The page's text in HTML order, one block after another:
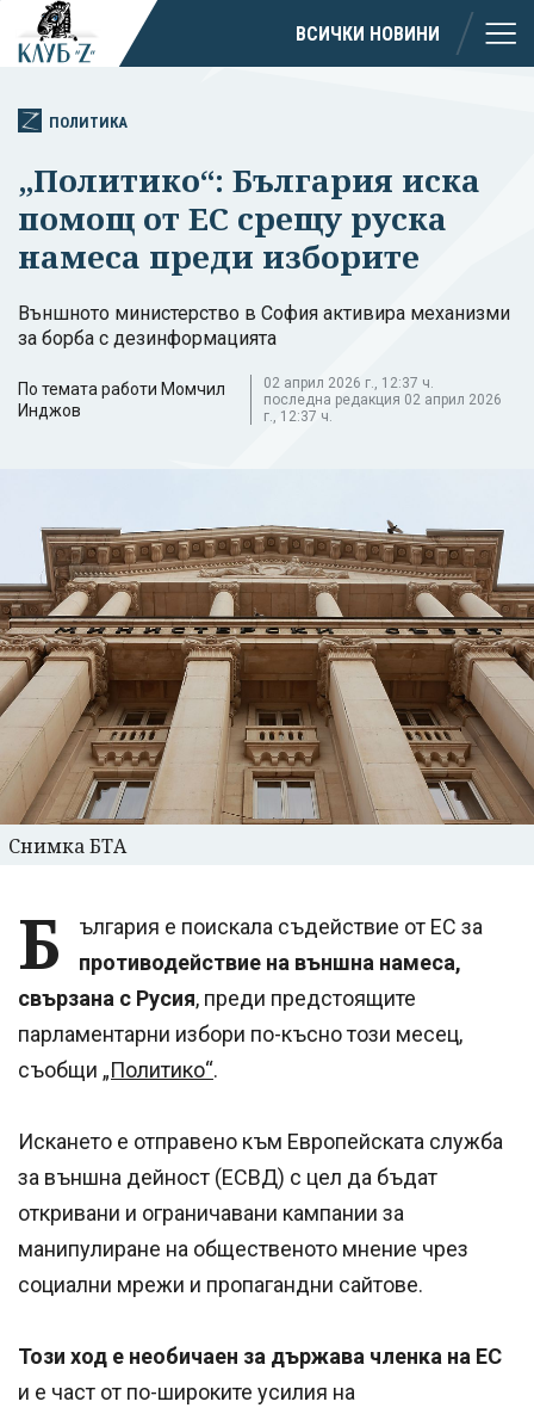
ВСИЧКИ НОВИНИ
ПОЛИТИКА
„Политико“: България иска
помощ от ЕС срещу руска
намеса преди изборите
Външното министерство в София активира механизми
за борба с дезинформацията
По темата работи Момчил
Инджов
02 април 2026 г., 12:37 ч.
последна редакция 02 април 2026
г., 12:37 ч.
Снимка БТА
Б
ългария е поискала съдействие от ЕС за
противодействие на външна намеса,
свързана с Русия, преди предстоящите
парламентарни избори по-късно този месец,
съобщи „Политико“.
Искането е отправено към Европейската служба
за външна дейност (ЕСВД) с цел да бъдат
откривани и ограничавани кампании за
манипулиране на общественото мнение чрез
социални мрежи и пропагандни сайтове.
Този ход е необичаен за държава членка на ЕС
и е част от по-широките усилия на